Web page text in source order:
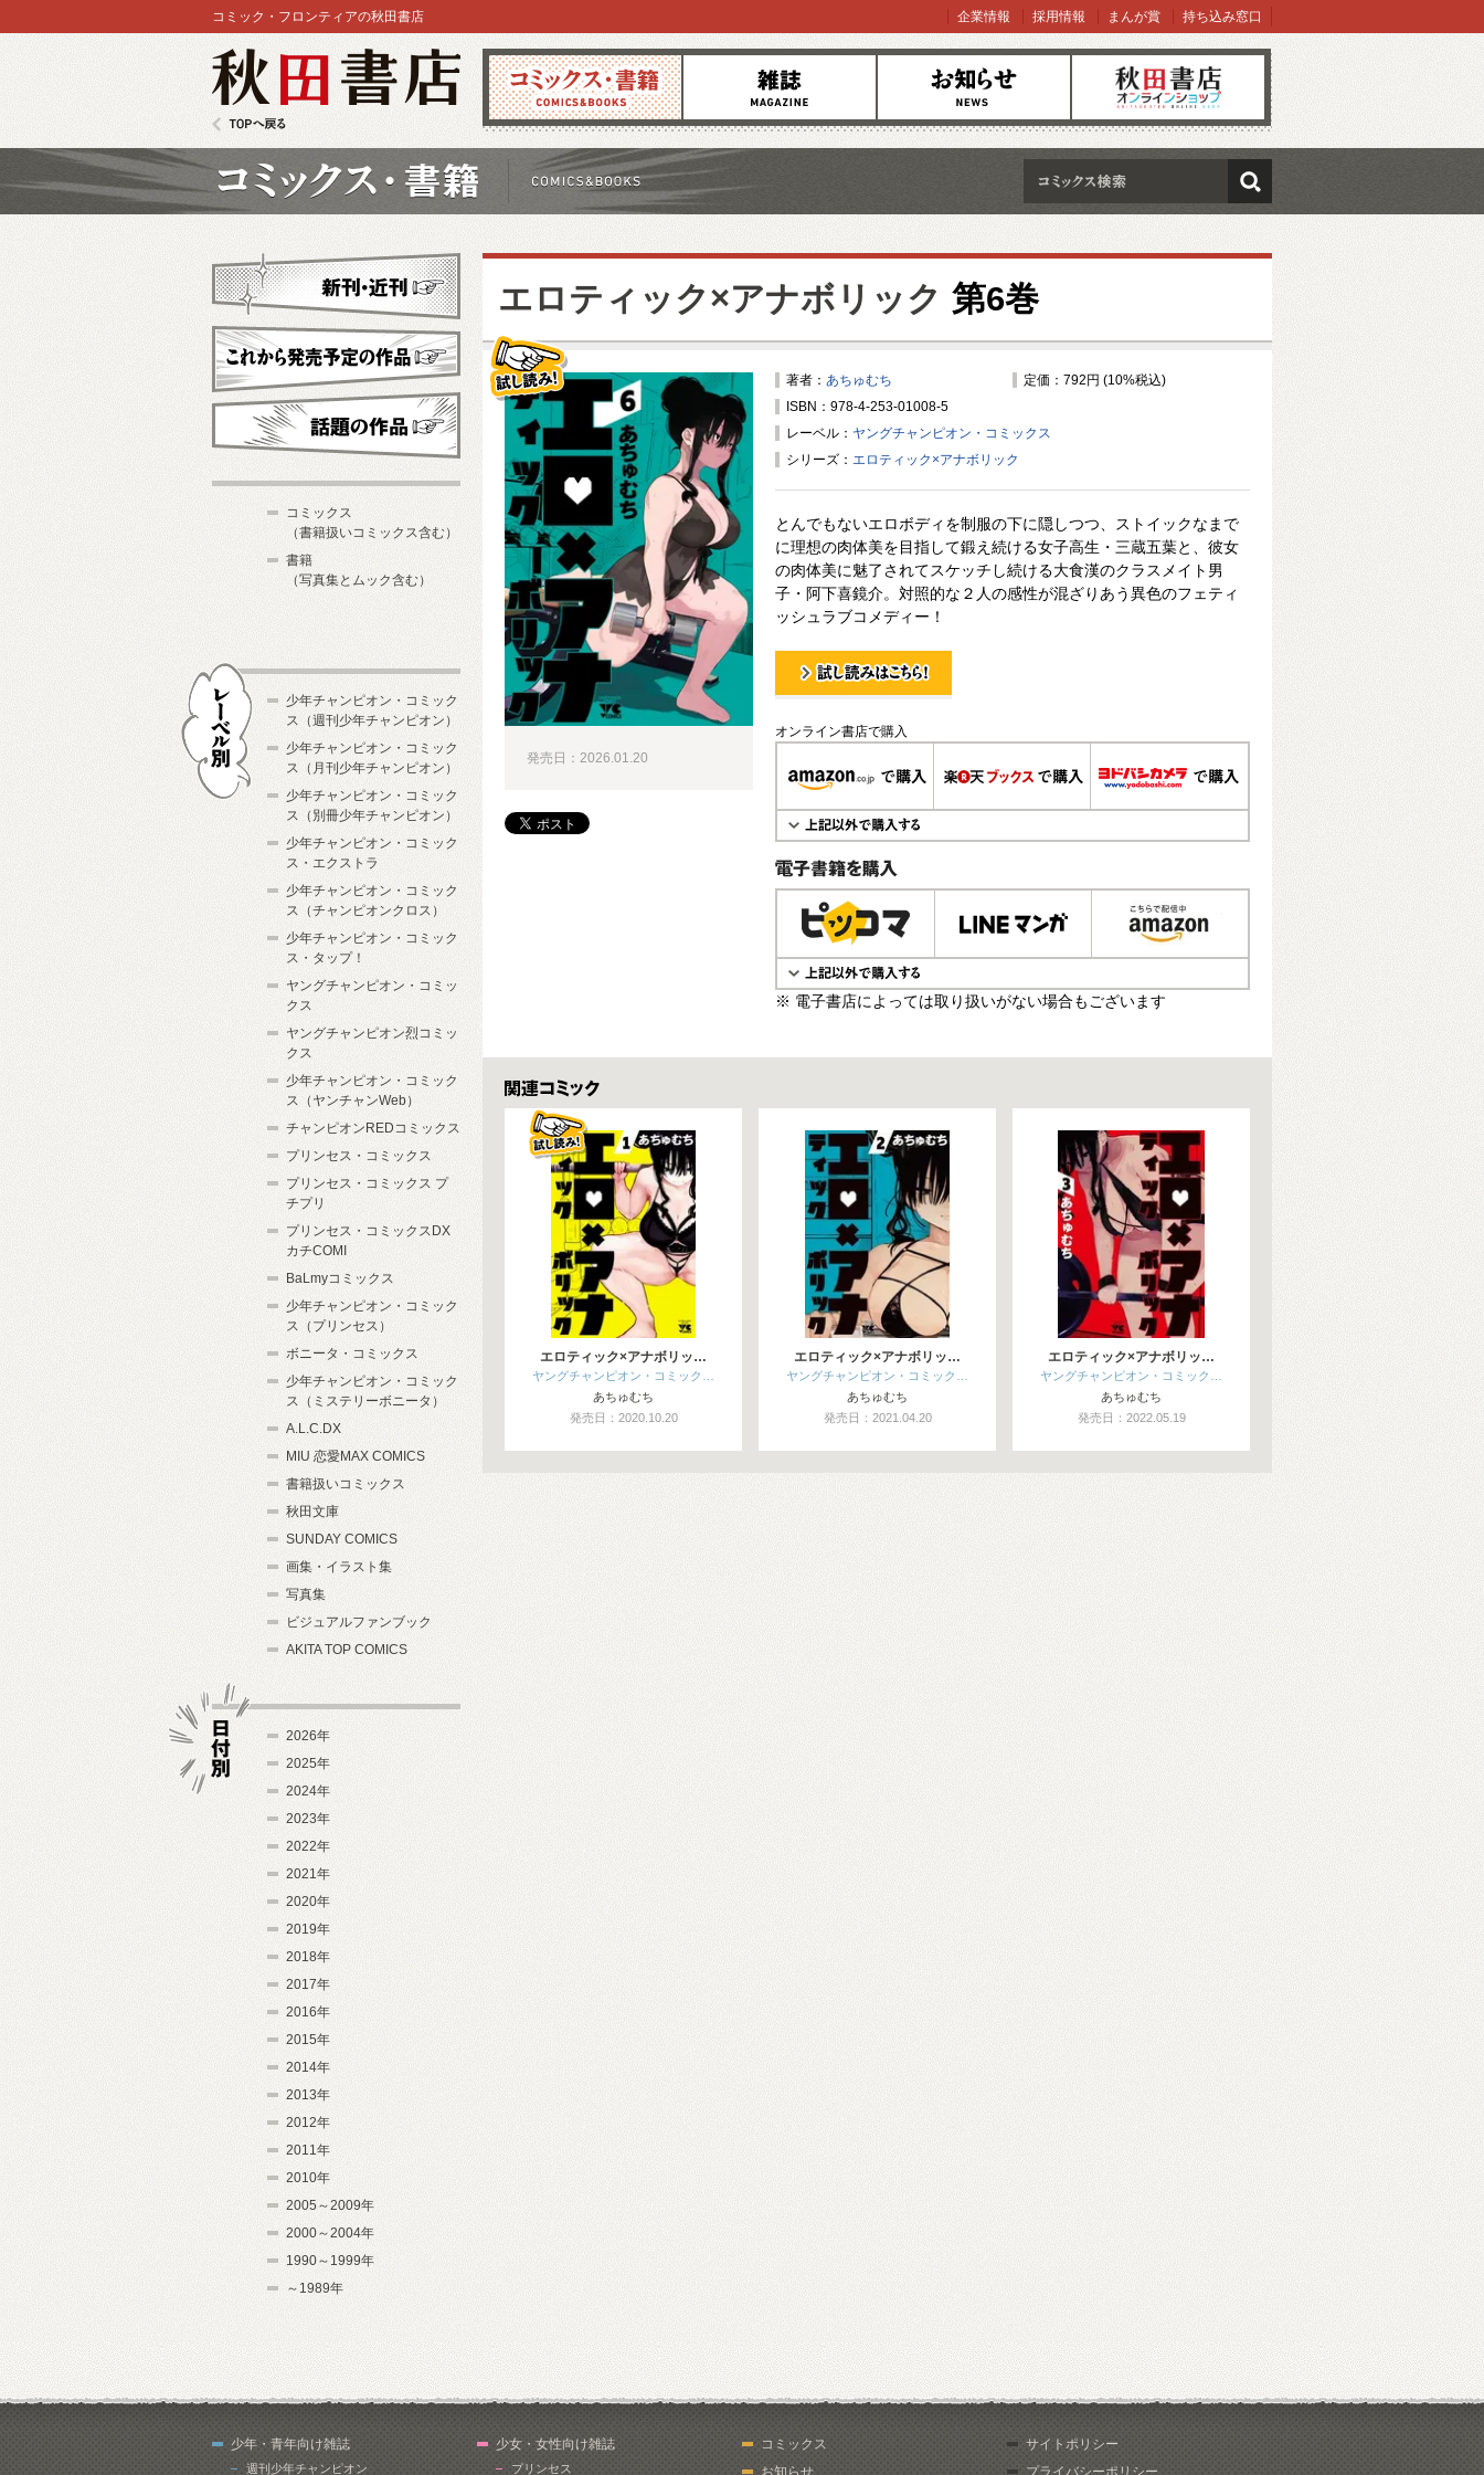
コミックス 雑誌 お知らせ オンラインショップ
コミック・フロンティアの秋田書店 企業情報 採用情報 まんが賞 持ち込み窓口
検索
エロティック×アナボリック 第6巻
著者： あちゅむち
定価：792円 (10%税込)
ISBN：978-4-253-01008-5
レーベル： ヤングチャンピオン・コミックス
シリーズ： エロティック×アナボリック
とんでもないエロボディを制服の下に隠しつつ、ストイックなまで
に理想の肉体美を目指して鍛え続ける女子高生・三蔵五葉と、彼女
の肉体美に魅了されてスケッチし続ける大食漢のクラスメイト男
子・阿下喜鏡介。対照的な２人の感性が混ざりあう異色のフェティ
ッシュラブコメディー！
試し読み！
オンライン書店で購入
電子書籍で購入
※ 電子書店によっては取り扱いがない場合もございます
発売日：2026.01.20
関連コミックス
エロティック×アナボリッ…
ヤングチャンピオン・コミック…
あちゅむち
発売日：2020.10.20
エロティック×アナボリッ…
ヤングチャンピオン・コミック…
あちゅむち
発売日：2021.04.20
エロティック×アナボリッ…
ヤングチャンピオン・コミック…
あちゅむち
発売日：2022.05.19
新刊・近刊
これから発売予定
コミックス
（書籍扱いコミックス含む）
書籍
（写真集とムック含む）
少年チャンピオン・コミック
ス（週刊少年チャンピオン）
少年チャンピオン・コミック
ス（月刊少年チャンピオン）
少年チャンピオン・コミック
ス（別冊少年チャンピオン）
少年チャンピオン・コミック
ス・エクストラ
少年チャンピオン・コミック
ス（チャンピオンクロス）
少年チャンピオン・コミック
ス・タップ！
ヤングチャンピオン・コミッ
クス
ヤングチャンピオン烈コミッ
クス
少年チャンピオン・コミック
ス（ヤンチャンWeb）
チャンピオンREDコミックス
プリンセス・コミックス
プリンセス・コミックス プ
チプリ
プリンセス・コミックスDX
カチCOMI
BaLmyコミックス
少年チャンピオン・コミック
ス（プリンセス）
ボニータ・コミックス
少年チャンピオン・コミック
ス（ミステリーボニータ）
A.L.C.DX
MIU 恋愛MAX COMICS
書籍扱いコミックス
秋田文庫
SUNDAY COMICS
画集・イラスト集
写真集
ビジュアルファンブック
AKITA TOP COMICS
2026年
2025年
2024年
2023年
2022年
2021年
2020年
2019年
2018年
2017年
2016年
2015年
2014年
2013年
2012年
2011年
2010年
2005～2009年
2000～2004年
1990～1999年
～1989年
少年・青年向け雑誌
週刊少年チャンピオン
少女・女性向け雑誌
プリンセス
コミックス
お知らせ
サイトポリシー
プライバシーポリシー